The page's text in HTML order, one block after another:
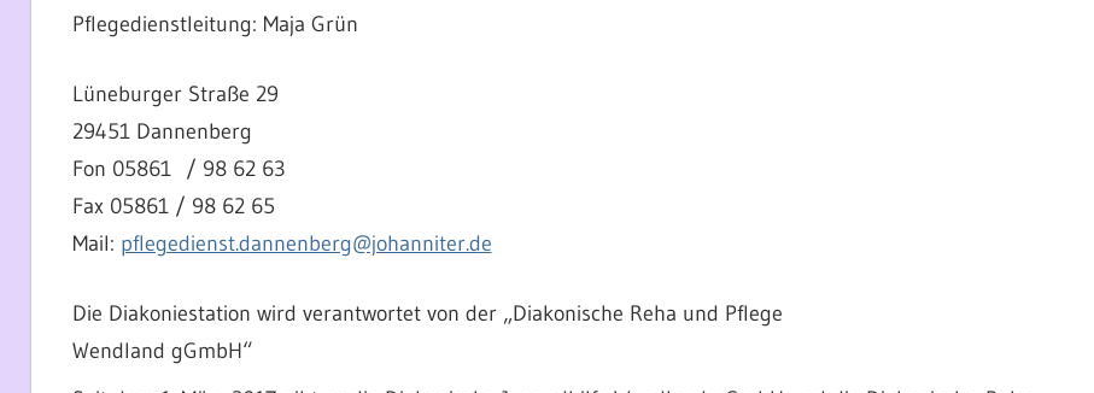
Pflegedienstleitung: Maja Grün
Lüneburger Straße 29
29451 Dannenberg
Fon 05861 / 98 62 63
Fax 05861 / 98 62 65
Mail: pflegedienst.dannenberg@johanniter.de
Die Diakoniestation wird verantwortet von der „Diakonische Reha und Pflege
Wendland gGmbH“